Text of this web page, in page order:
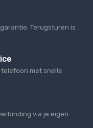
Terugsturen is
met snelle
via je eigen